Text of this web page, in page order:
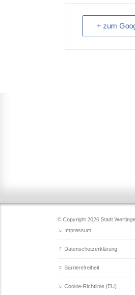
+ zum
© Copyright 2026 Stadt
Impressum
Datenschutzerklärung
Barrierefreiheit
Cookie-Richtlinie (EU)